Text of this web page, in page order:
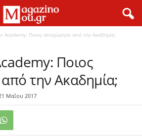
Academy: Ποιος αποχώρησε από την Ακαδημία;
Ποιος
την Ακαδημία;
Μαΐου 2017